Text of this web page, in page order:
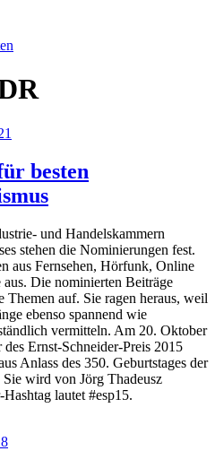
besten
und Han­delskammern
stehen die Nomi­nierun­gen fest.
aus Fernsehen, Hör­funk, Online
Die nominierten Beiträge
Themen auf. Sie ragen heraus, weil
ebenso spannend wie
vermitteln. Am 20. Oktober
Ernst-Schneider-Preis 2015
Anlass des 350. Geburtstages der
wird von Jörg Thadeusz
lautet #esp15.